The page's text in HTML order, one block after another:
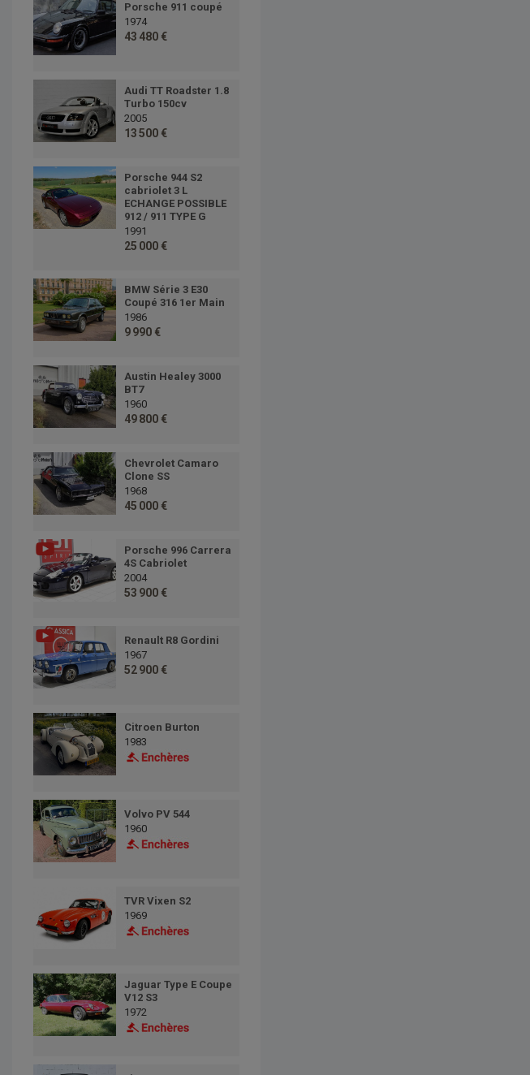
Porsche 911 coupé
1974
43 480 €
Audi TT Roadster 1.8
Turbo 150cv
2005
13 500 €
Porsche 944 S2
cabriolet 3 L
ECHANGE POSSIBLE
912 / 911 TYPE G
1991
25 000 €
BMW Série 3 E30
Coupé 316 1er Main
1986
9 990 €
Austin Healey 3000
BT7
1960
49 800 €
Chevrolet Camaro
Clone SS
1968
45 000 €
Porsche 996 Carrera
4S Cabriolet
2004
53 900 €
Renault R8 Gordini
1967
52 900 €
Citroen Burton
1983
Volvo PV 544
1960
TVR Vixen S2
1969
Jaguar Type E Coupe
V12 S3
1972